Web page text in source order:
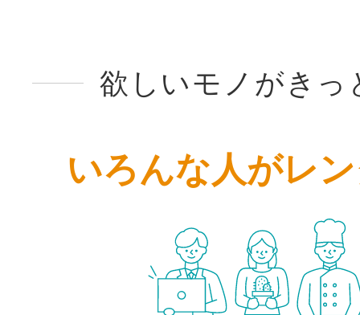
欲しいモノがきっ
いろんな人がレ